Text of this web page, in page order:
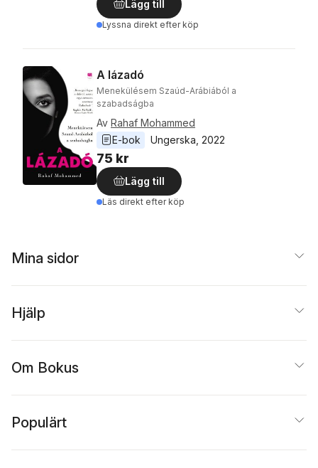
Lägg till
Lyssna direkt efter köp
A lázadó
Menekülésem Szaúd-Arábiából a
szabadságba
Av Rahaf Mohammed
E-bok
Ungerska 2022
75 kr
Lägg till
Läs direkt efter köp
Mina sidor
Hjälp
Om Bokus
Populärt